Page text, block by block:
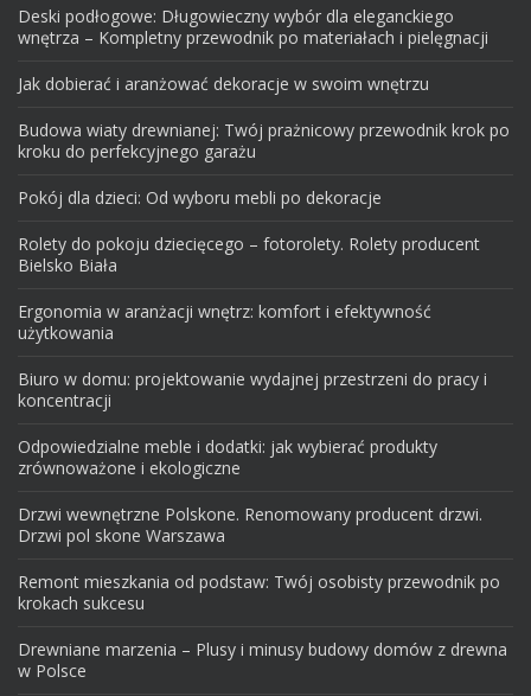
Deski podłogowe: Długowieczny wybór dla eleganckiego
wnętrza – Kompletny przewodnik po materiałach i pielęgnacji
Jak dobierać i aranżować dekoracje w swoim wnętrzu
Budowa wiaty drewnianej: Twój prażnicowy przewodnik krok po
kroku do perfekcyjnego garażu
Pokój dla dzieci: Od wyboru mebli po dekoracje
Rolety do pokoju dziecięcego – fotorolety. Rolety producent
Bielsko Biała
Ergonomia w aranżacji wnętrz: komfort i efektywność
użytkowania
Biuro w domu: projektowanie wydajnej przestrzeni do pracy i
koncentracji
Odpowiedzialne meble i dodatki: jak wybierać produkty
zrównoważone i ekologiczne
Drzwi wewnętrzne Polskone. Renomowany producent drzwi.
Drzwi pol skone Warszawa
Remont mieszkania od podstaw: Twój osobisty przewodnik po
krokach sukcesu
Drewniane marzenia – Plusy i minusy budowy domów z drewna
w Polsce